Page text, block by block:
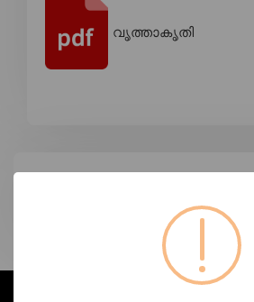
വൃത്താകൃതി